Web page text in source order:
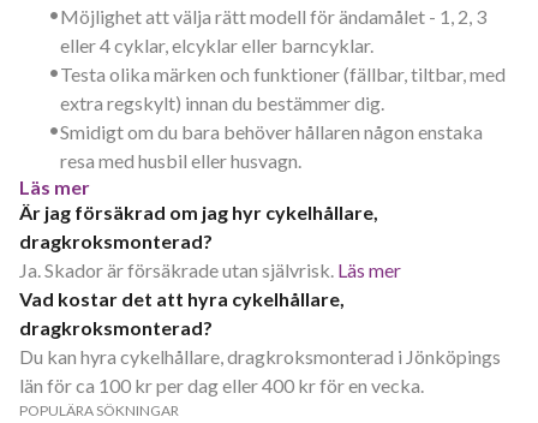
•Möjlighet att välja rätt modell för ändamålet - 1, 2, 3
eller 4 cyklar, elcyklar eller barncyklar.
•Testa olika märken och funktioner (fällbar, tiltbar, med
extra regskylt) innan du bestämmer dig.
•Smidigt om du bara behöver hållaren någon enstaka
resa med husbil eller husvagn.
Läs mer
Är jag försäkrad om jag hyr cykelhållare,
dragkroksmonterad?
Ja. Skador är försäkrade utan självrisk. Läs mer
Vad kostar det att hyra cykelhållare,
dragkroksmonterad?
Du kan hyra cykelhållare, dragkroksmonterad i Jönköpings
län för ca 100 kr per dag eller 400 kr för en vecka.
POPULÄRA SÖKNINGAR